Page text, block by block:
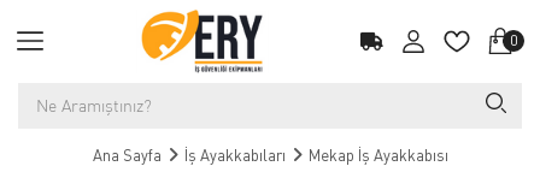
0
Ana Sayfa İş Ayakkabıları Mekap İş Ayakkabısı